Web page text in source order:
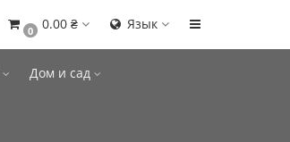
0 0.00 ₴ Язык
Дом и сад